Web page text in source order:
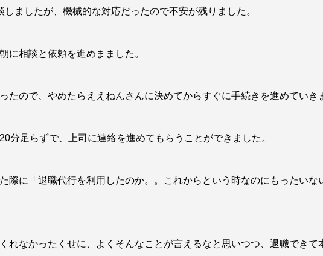
ましたが、機械的な対応だったので不安が残りました。
に相談と依頼を進めまました。
たので、やめたらええねんさんに決めてからすぐに手続きを進めていき
分足らずで、上司に連絡を進めてもらうことができました。
際に「退職代行を利用したのか。。これからという時なのにもったいな
れなかったくせに、よくそんなことが言えるなと思いつつ、退職できて